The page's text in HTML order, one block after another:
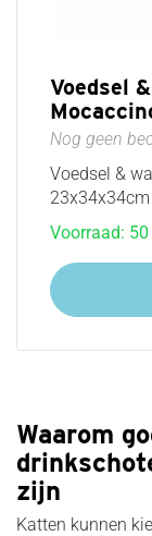
Voedsel
Nog geen
Voedsel &
23x34x34cm
Voorraad: 50
Waarom
zijn
Katten kunnen